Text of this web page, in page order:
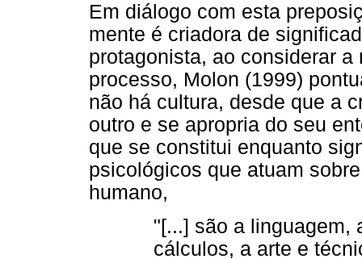
Em diálogo com esta
mente é criadora de
protagonista, ao considerar
processo, Molon (1999)
não há cultura, desde que a
outro e se apropria do seu
que se constitui enquanto
psicológicos que atuam
humano,
"[...] são a linguagem,
cálculos, a arte e